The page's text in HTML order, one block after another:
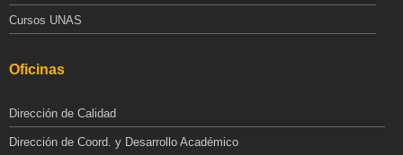
Cursos UNAS
Oficinas
Dirección de Calidad
Dirección de Coord. y Desarrollo Académico